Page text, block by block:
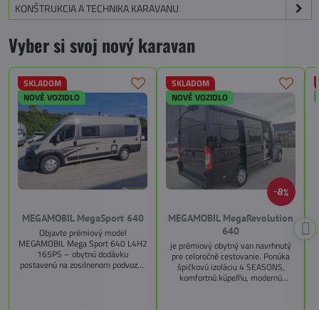
KONŠTRUKCIA A TECHNIKA KARAVANU
Vyber si svoj nový karavan
SKLADOM
NOVÉ VOZIDLO
MEGAMOBIL MegaSport 640
Objavte prémiový model
MEGAMOBIL Mega Sport 640 L4H2
165PS – obytnú dodávku
postavenú na zosilnenom podvozku
8%
SKLADOM
NOVÉ VOZIDLO
MEGAMOBIL MegaRevolution
640
je prémiový obytný van navrhnutý
pre celoročné cestovanie. Ponúka
špičkovú izoláciu 4 SEASONS,
komfortnú kúpeľňu, modernú